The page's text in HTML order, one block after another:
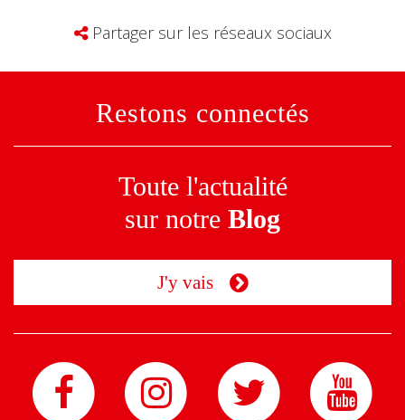
Partager sur les réseaux sociaux
Restons connectés
Toute l'actualité
sur notre Blog
J'y vais